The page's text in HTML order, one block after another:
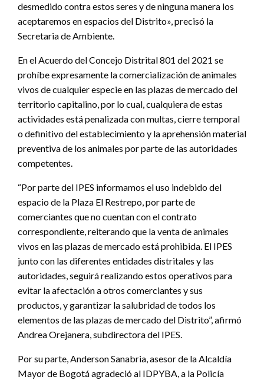
desmedido contra estos seres y de ninguna manera los
aceptaremos en espacios del Distrito», precisó la
Secretaria de Ambiente.
En el Acuerdo del Concejo Distrital 801 del 2021 se
prohíbe expresamente la comercialización de animales
vivos de cualquier especie en las plazas de mercado del
territorio capitalino, por lo cual, cualquiera de estas
actividades está penalizada con multas, cierre temporal
o definitivo del establecimiento y la aprehensión material
preventiva de los animales por parte de las autoridades
competentes.
“Por parte del IPES informamos el uso indebido del
espacio de la Plaza El Restrepo, por parte de
comerciantes que no cuentan con el contrato
correspondiente, reiterando que la venta de animales
vivos en las plazas de mercado está prohibida. El IPES
junto con las diferentes entidades distritales y las
autoridades, seguirá realizando estos operativos para
evitar la afectación a otros comerciantes y sus
productos, y garantizar la salubridad de todos los
elementos de las plazas de mercado del Distrito”, afirmó
Andrea Orejanera, subdirectora del IPES.
Por su parte, Anderson Sanabria, asesor de la Alcaldía
Mayor de Bogotá agradeció al IDPYBA, a la Policía